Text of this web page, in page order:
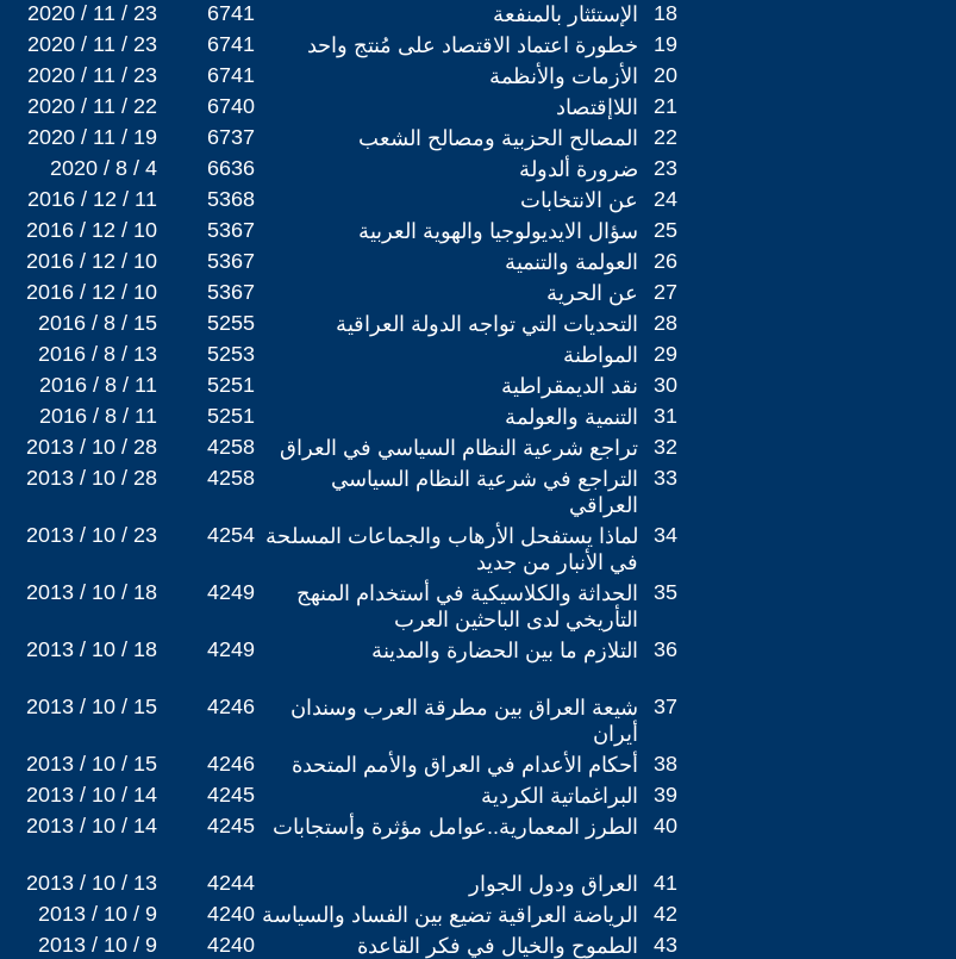
2020 / 11 / 23 6741 الإستئثار بالمنفعة
18
2020 / 11 / 23 6741 خطورة اعتماد الاقتصاد على مُنتج واحد
19
2020 / 11 / 23 6741 الأزمات والأنظمة
20
2020 / 11 / 22 6740 اللاإقتصاد
21
2020 / 11 / 19 6737 المصالح الحزبية ومصالح الشعب
22
2020 / 8 / 4 6636 ضرورة ألدولة
23
2016 / 12 / 11 5368 عن الانتخابات
24
2016 / 12 / 10 5367 سؤال الايديولوجيا والهوية العربية
25
2016 / 12 / 10 5367 العولمة والتنمية
26
2016 / 12 / 10 5367 عن الحرية
27
2016 / 8 / 15 5255 التحديات التي تواجه الدولة العراقية
28
2016 / 8 / 13 5253 المواطنة
29
2016 / 8 / 11 5251 نقد الديمقراطية
30
2016 / 8 / 11 5251 التنمية والعولمة
31
2013 / 10 / 28 4258 تراجع شرعية النظام السياسي في العراق
32
2013 / 10 / 28 4258
التراجع في شرعية النظام السياسي
العراقي
33
2013 / 10 / 23 4254 لماذا يستفحل الأرهاب والجماعات المسلحة
في الأنبار من جديد
34
2013 / 10 / 18 4249
الحداثة والكلاسيكية في أستخدام المنهج
التأريخي لدى الباحثين العرب
35
2013 / 10 / 18 4249 التلازم ما بين الحضارة والمدينة 36
2013 / 10 / 15 4246
شيعة العراق بين مطرقة العرب وسندان
أيران
37
2013 / 10 / 15 4246 أحكام الأعدام في العراق والأمم المتحدة
38
2013 / 10 / 14 4245 البراغماتية الكردية
39
2013 / 10 / 14 4245 الطرز المعمارية..عوامل مؤثرة وأستجابات 40
2013 / 10 / 13 4244 العراق ودول الجوار
41
2013 / 10 / 9 4240 الرياضة العراقية تضيع بين الفساد والسياسة
42
2013 / 10 / 9 4240 الطموح والخيال في فكر القاعدة
43